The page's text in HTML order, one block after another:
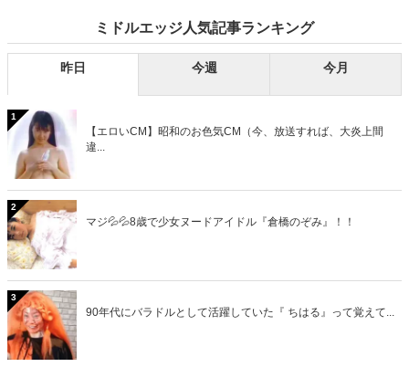
ミドルエッジ人気記事ランキング
昨日 今週 今月
1
【エロいCM】昭和のお色気CM（今、放送すれば、大炎上間
違...
2
マジ💦💦8歳で少女ヌードアイドル『倉橋のぞみ』！！
3
90年代にバラドルとして活躍していた『 ちはる』って覚えて...